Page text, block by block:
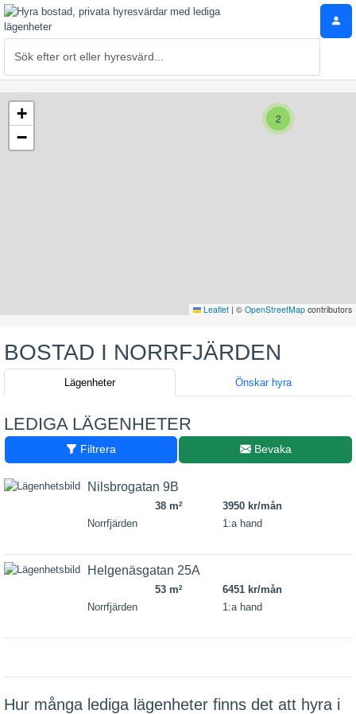
2
+
−
Leaflet | © OpenStreetMap contributors
BOSTAD I NORRFJÄRDEN
Lägenheter Önskar hyra
LEDIGA LÄGENHETER
Filtrera Bevaka
Nilsbrogatan 9B
38 m2
3950 kr/mån
Norrfjärden
1:a hand
Helgenäsgatan 25A
53 m2
6451 kr/mån
Norrfjärden
1:a hand
Hur många lediga lägenheter finns det att hyra i